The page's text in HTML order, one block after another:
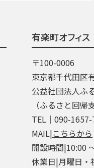
有楽町オフィス
〒100-0006
東京都千代田区
公益社団法人ふ
（ふるさと回
TEL│090-1657-
MAIL|こちらから
開設時間|10:00
休業日|月曜日・